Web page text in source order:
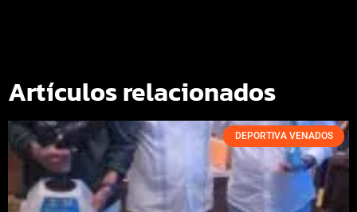
Artículos relacionados
DEPORTIVA VENADOS